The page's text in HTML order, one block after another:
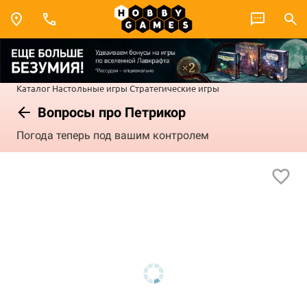
Каталог Настольные игры Стратегические игры
Вопросы про Петрикор
Погода теперь под вашим контролем